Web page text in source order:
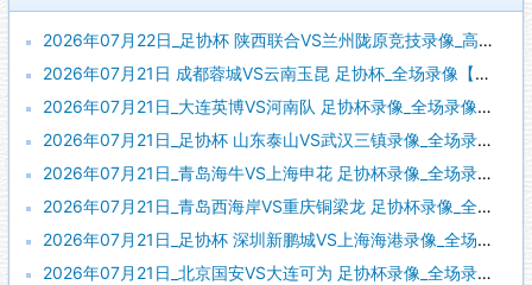
2026年07月22日_足协杯 陕西联合VS兰州陇原竞技录像_高清录像【全场回放】
2026年07月21日 成都蓉城VS云南玉昆 足协杯_全场录像【全场回放】
2026年07月21日_大连英博VS河南队 足协杯录像_全场录像【全场回放】
2026年07月21日_足协杯 山东泰山VS武汉三镇录像_全场录像【全场回放】
2026年07月21日_青岛海牛VS上海申花 足协杯录像_全场录像【高清回放】
2026年07月21日_青岛西海岸VS重庆铜梁龙 足协杯录像_全场录像【全场回放】
2026年07月21日_足协杯 深圳新鹏城VS上海海港录像_全场录像【视频集锦】
2026年07月21日_北京国安VS大连可为 足协杯录像_全场录像【全场回放】